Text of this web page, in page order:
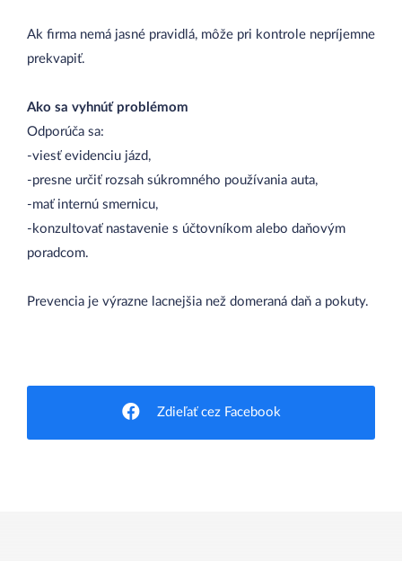
Ak firma nemá jasné pravidlá, môže pri kontrole nepríjemne
prekvapiť.
Ako sa vyhnúť problémom
Odporúča sa:
-viesť evidenciu jázd,
-presne určiť rozsah súkromného používania auta,
-mať internú smernicu,
-konzultovať nastavenie s účtovníkom alebo daňovým
poradcom.
Prevencia je výrazne lacnejšia než domeraná daň a pokuty.
Zdieľať cez Facebook